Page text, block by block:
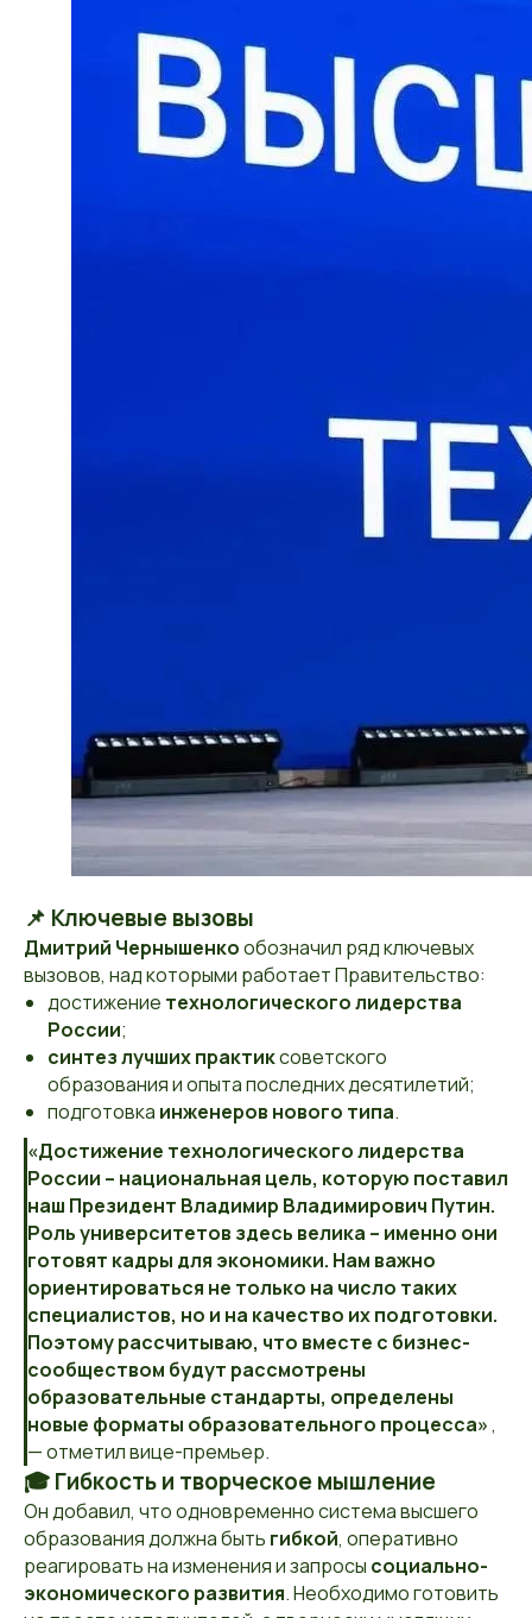
📌 Ключевые вызовы
Дмитрий Чернышенкообозначил ряд ключевых
вызовов, над которыми работает Правительство:
достижение технологического лидерства
России;
синтез лучших практиксоветского
образования и опыта последних десятилетий;
подготовка инженеров нового типа.
«Достижение технологического лидерства
России – национальная цель, которую поставил
наш Президент Владимир Владимирович Путин.
Роль университетов здесь велика – именно они
готовят кадры для экономики. Нам важно
ориентироваться не только на число таких
специалистов, но и на качество их подготовки.
Поэтому рассчитываю, что вместе с бизнес-
сообществом будут рассмотрены
образовательные стандарты, определены
новые форматы образовательного процесса»,
— отметил вице-премьер.
🎓 Гибкость и творческое мышление
Он добавил, что одновременно система высшего
образования должна быть гибкой, оперативно
реагировать на изменения и запросы социально-
экономического развития. Необходимо готовить